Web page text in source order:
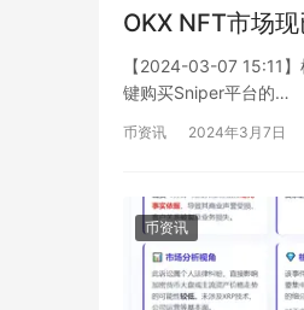
OKX NFT市场
【2024-03-07 15:11
键购买Sniper平台的…
币资讯 2024年3月7日
币资讯